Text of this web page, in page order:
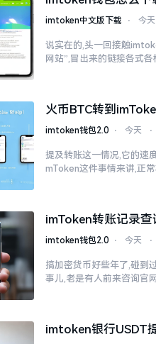
imtoken中文版下载 ⋅ 今天
说实在的,头一回接触
网站”,冒出来的链接各式
火币BTC转到
imtoken钱包2.0 ⋅ 今天 ⋅
提及转账这一情况,它的速
mToken这件事情来讲,正
imToken转账记录
imtoken钱包2.0 ⋅ 今天 ⋅
搞加密货币好些年了,碰到
事儿,老是有人前来咨询官
imtoken银行USDT